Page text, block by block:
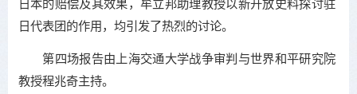
日本的赔偿及其效果，牟立邦助理教授以新开放史料探讨驻
日代表团的作用，均引发了热烈的讨论。
第四场报告由上海交通大学战争审判与世界和平研究院
教授程兆奇主持。